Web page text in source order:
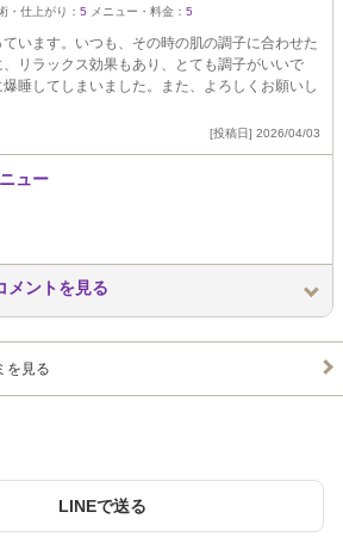
・仕上がり： 5 メニュー・料金： 5
います。いつも、その時の肌の調子に合わせた
リラックス効果もあり、とても調子がいいで
睡してしまいました。また、よろしくお願いし
[投稿日] 2026/04/03
ュー
メントを見る
を見る
LINEで送る